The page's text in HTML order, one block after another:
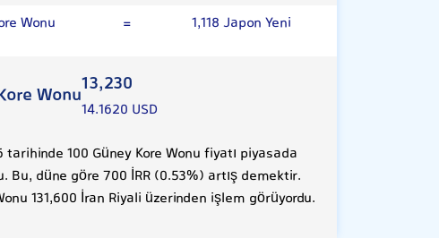
Wonu
= 1,118 Japon Yeni
Wonu13,230
14.1620 USD
100 Güney Kore Wonu fiyatı piyasada
Bu, düne göre 700 İRR (0.53%) artış demektir.
131,600 İran Riyali üzerinden işlem görüyordu.